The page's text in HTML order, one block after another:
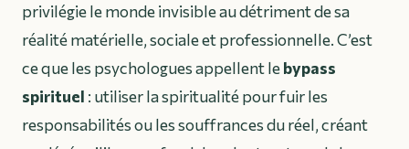
privilégie le monde invisible au détriment de sa
réalité matérielle, sociale et professionnelle. C’est
ce que les psychologues appellent lebypass
spirituel : utiliser la spiritualité pour fuir les
responsabilités ou les souffrances du réel, créant